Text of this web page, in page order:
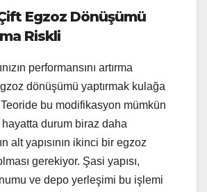
Egzoz Dönüşümü
Riskli
performansını artırma
dönüşümü yaptırmak kulağa
bu modifikasyon mümkün
durum biraz daha
alt yapısının ikinci bir egzoz
gerekiyor. Şasi yapısı,
ve depo yerleşimi bu işlemi